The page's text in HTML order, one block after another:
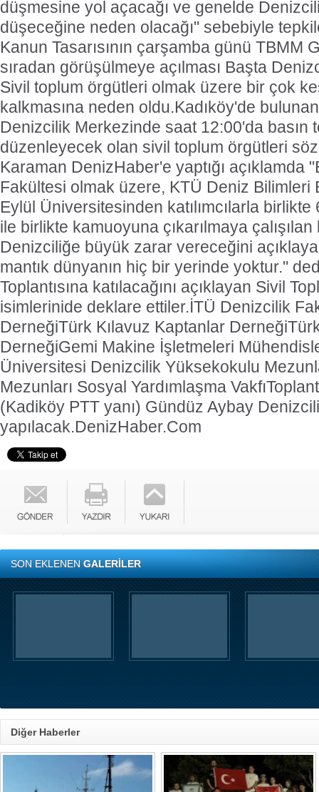
düşmesine yol açacağı ve genelde
düşeceğine neden olacağı" sebebiyle
Kanun Tasarısının çarşamba günü TBMM
sıradan görüşülmeye açılması Başta
Sivil toplum örgütleri olmak üzere bir çok
kalkmasına neden oldu.Kadıköy'de
Denizcilik Merkezinde saat 12:00'da basın
düzenleyecek olan sivil toplum örgütleri
Karaman DenizHaber'e yaptığı açıklamda
Fakültesi olmak üzere, KTÜ Deniz Bilimleri
Eylül Üniversitesinden katılımcılarla
ile birlikte kamuoyuna çıkarılmaya çalışılan
Denizciliğe büyük zarar vereceğini
mantık dünyanın hiç bir yerinde yoktur."
Toplantısına katılacağını açıklayan Sivil
isimlerinide deklare ettiler.İTÜ Denizcilik
DerneğiTürk Kılavuz Kaptanlar Derneği
DerneğiGemi Makine İşletmeleri
Üniversitesi Denizcilik Yüksekokulu
Mezunları Sosyal Yardımlaşma Vakfı
(Kadiköy PTT yanı) Gündüz Aybay
yapılacak.DenizHaber.Com
SON EKLENENGALERİLER
Diğer Haberler